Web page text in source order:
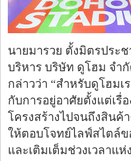
นายมารวย ตั้งมิตรประช
บริหาร บริษัท ดูโฮม จำ
กล่าวว่า “สำหรับดูโฮม
กับการอยู่อาศัยตั้งแต่เรื่
โครงสร้างไปจนถึงสินค้
ให้ตอบโจทย์ไลฟ์สไตล์
และเติมเต็มช่วงเวลาแ